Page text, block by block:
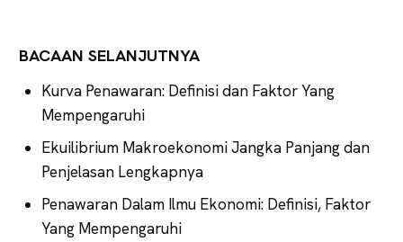
BACAAN SELANJUTNYA
Kurva Penawaran: Definisi dan Faktor Yang
Mempengaruhi
Ekuilibrium Makroekonomi Jangka Panjang dan
Penjelasan Lengkapnya
Penawaran Dalam Ilmu Ekonomi: Definisi, Faktor
Yang Mempengaruhi